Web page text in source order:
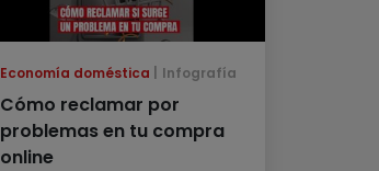
Economía doméstica Infografía
Cómo reclamar por
problemas en tu compra
online